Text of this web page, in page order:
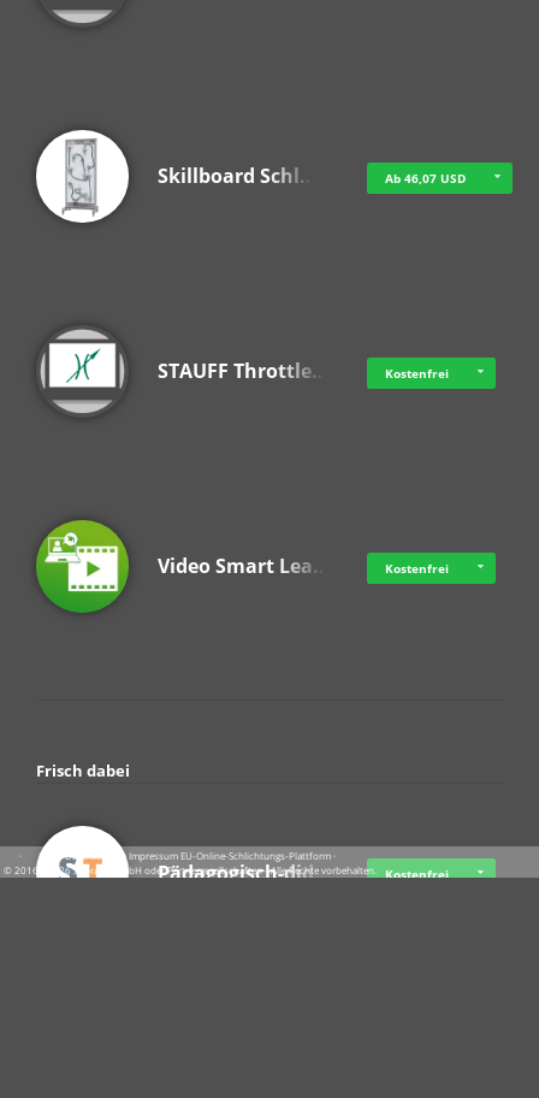
Skillboard Schl… Ab 46,07 USD
STAUFF Throttle… Kostenfrei
Video Smart Lea… Kostenfrei
Frisch dabei
Pädagogisch-did… Kostenfrei
· · ·Datenschutz ·Impressum EU-Online-Schlichtungs-Plattform·
© 2016 - 2026 SupraTix GmbH oder Partnergesellschaften - Alle Rechte vorbehalten.